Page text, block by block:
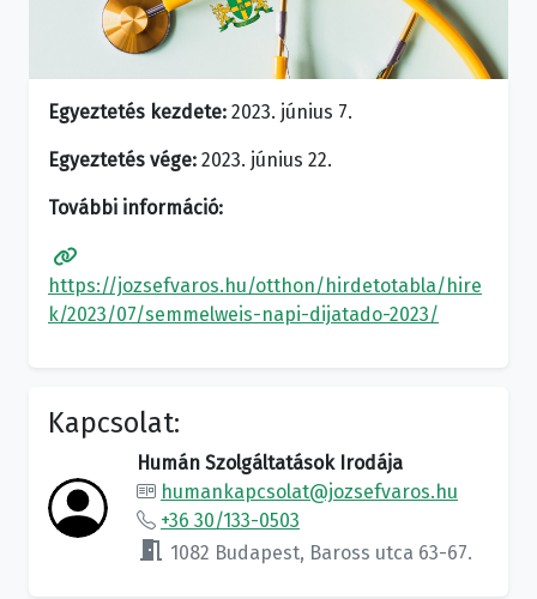
Egyeztetés kezdete: 2023. június 7.
Egyeztetés vége: 2023. június 22.
További információ:
https://jozsefvaros.hu/otthon/hirdetotabla/hire
k/2023/07/semmelweis-napi-dijatado-2023/
Kapcsolat:
Humán Szolgáltatások Irodája
humankapcsolat@jozsefvaros.hu
+36 30/133-0503
meeting_room 1082 Budapest, Baross utca 63-67.